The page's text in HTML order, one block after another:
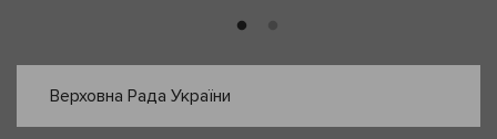
Верховна Рада України